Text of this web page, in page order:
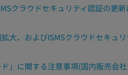
クラウドセキュリティ認証の更
大、およびISMSクラウドセキュ
」に関する注意事項(国内販売会